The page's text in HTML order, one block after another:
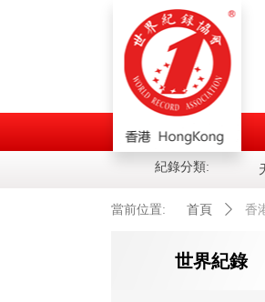
紀錄分類:
世界紀錄
當前位置: 首頁 ꄲ 香